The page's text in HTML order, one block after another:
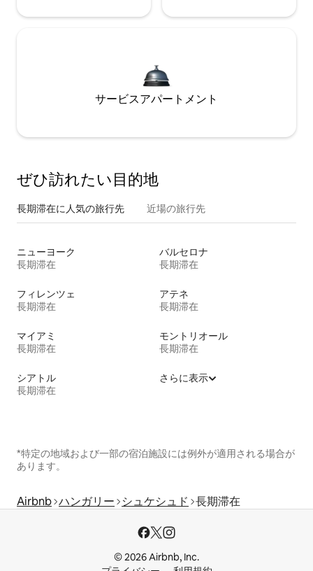
サービスアパートメント
ぜひ訪⁠れ⁠た⁠い目⁠的⁠地
長期滞在に人気の旅行先 近場の旅行先
ニューヨーク
長期滞在
バルセロナ
長期滞在
フィレンツェ
長期滞在
アテネ
長期滞在
マイアミ
長期滞在
モントリオール
長期滞在
シアトル
長期滞在
さらに表示
*特定の地域および一部の宿泊施設には例外が適用される場合が
あります。
Airbnb ハンガリー シュケシュド 長期滞在
© 2026 Airbnb, Inc.